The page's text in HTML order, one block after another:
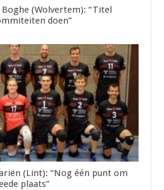
(Wolvertem): “Titel
doen”
(Lint): “Nog één punt om
plaats”